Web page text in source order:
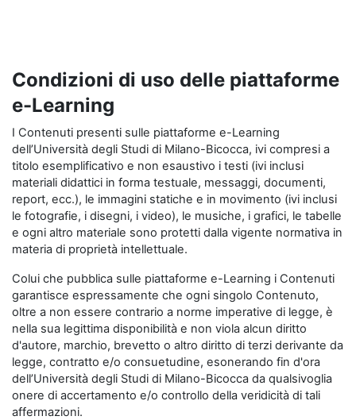
Condizioni di uso delle piattaforme
e-Learning
I Contenuti presenti sulle piattaforme e-Learning
dell’Università degli Studi di Milano-Bicocca, ivi compresi a
titolo esemplificativo e non esaustivo i testi (ivi inclusi
materiali didattici in forma testuale, messaggi, documenti,
report, ecc.), le immagini statiche e in movimento (ivi inclusi
le fotografie, i disegni, i video), le musiche, i grafici, le tabelle
e ogni altro materiale sono protetti dalla vigente normativa in
materia di proprietà intellettuale.
Colui che pubblica sulle piattaforme e-Learning i Contenuti
garantisce espressamente che ogni singolo Contenuto,
oltre a non essere contrario a norme imperative di legge, è
nella sua legittima disponibilità e non viola alcun diritto
d'autore, marchio, brevetto o altro diritto di terzi derivante da
legge, contratto e/o consuetudine, esonerando fin d'ora
dell’Università degli Studi di Milano-Bicocca da qualsivoglia
onere di accertamento e/o controllo della veridicità di tali
affermazioni.